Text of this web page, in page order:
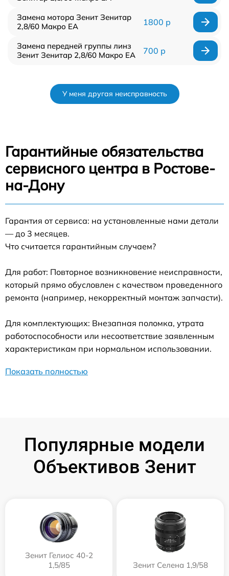
Замена мотора Зенит Зенитар
2,8/60 Макро ЕА
1800 р
Замена передней группы линз
Зенит Зенитар 2,8/60 Макро ЕА
700 р
У меня другая неисправность
Гарантийные обязательства
сервисного центра в Ростове-
на-Дону
Гарантия от сервиса: на установленные нами детали
— до 3 месяцев.
Что считается гарантийным случаем?
Для работ: Повторное возникновение неисправности,
который прямо обусловлен с качеством проведенного
ремонта (например, некорректный монтаж запчасти).
Для комплектующих: Внезапная поломка, утрата
работоспособности или несоответствие заявленным
характеристикам при нормальном использовании.
Показать полностью
Популярные модели
Объективов Зенит
Зенит Гелиос 40-2
1,5/85
Зенит Селена 1,9/58